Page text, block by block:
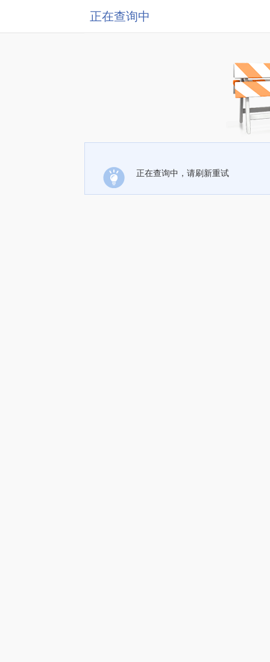
正在查询中
正在查询中，请刷新重试